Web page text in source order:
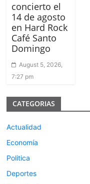
concierto el
14 de agosto
en Hard Rock
Café Santo
Domingo
August 5, 2026,
7:27 pm
CATEGORIAS
Actualidad
Economía
Politica
Deportes